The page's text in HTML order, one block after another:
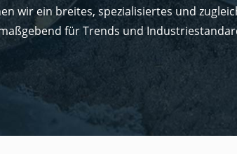
wir ein breites, spezialisiertes und
für Trends und